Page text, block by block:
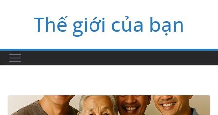
Thế giới của bạn